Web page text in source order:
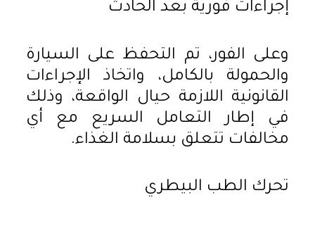
إجراءات فورية بعد الحادث
وعلى الفور، تم التحفظ على السيارة
والحمولة بالكامل، واتخاذ الإجراءات
القانونية اللازمة حيال الواقعة، وذلك
في إطار التعامل السريع مع أي
مخالفات تتعلق بسلامة الغذاء.
تحرك الطب البيطري